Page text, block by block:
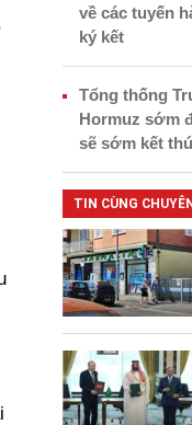
về các tuyến
ký kết
Tổng thống
Hormuz sớm
sẽ sớm kết
TIN CÙNG